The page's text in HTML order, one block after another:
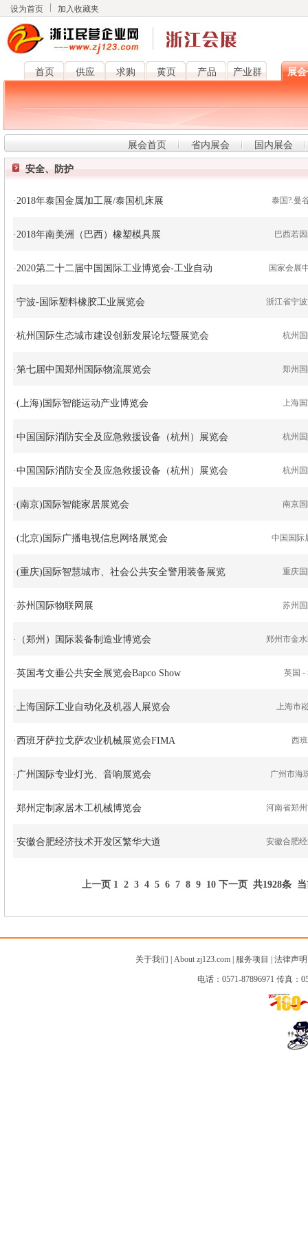
设为首页 加入收藏夹
首页 供应 求购 黄页 产品 产业群 展
展会首页 省内展会 国内展会
安全、防护
·2018年泰国金属加工展/泰国机床展 泰国?.曼
·2018年南美洲（巴西）橡塑模具展 巴西若
·2020第二十二届中国国际工业博览会-工业自动 国家会展
·宁波-国际塑料橡胶工业展览会 浙江省宁
·杭州国际生态城市建设创新发展论坛暨展览会 杭州
·第七届中国郑州国际物流展览会 郑州
·(上海)国际智能运动产业博览会 上海
·中国国际消防安全及应急救援设备（杭州）展览会 杭州
·中国国际消防安全及应急救援设备（杭州）展览会 杭州
·(南京)国际智能家居展览会 南京
·(北京)国际广播电视信息网络展览会 中国国际
·(重庆)国际智慧城市、社会公共安全警用装备展览 重庆
·苏州国际物联网展 苏州
· （郑州）国际装备制造业博览会 郑州市金
·英国考文垂公共安全展览会Bapco Show 英国 -
·上海国际工业自动化及机器人展览会 上海市
·西班牙萨拉戈萨农业机械展览会FIMA 西班
· 广州国际专业灯光、音响展览会 广州市海
·郑州定制家居木工机械博览会 河南省郑
·安徽合肥经济技术开发区繁华大道 安徽合肥
上一页 1 2 3 4 5 6 7 8 9 10 下一页 共1928条
关于我们 About zj123.com 服务项目 法律声明
电话：0571-87896971 传真：